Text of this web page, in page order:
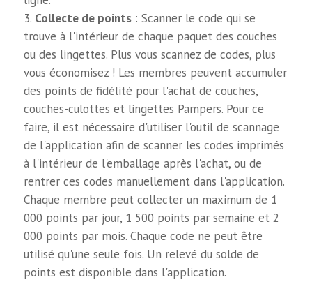
Collecte de points: Scanner le code qui se
trouve à l'intérieur de chaque paquet des couches
ou des lingettes. Plus vous scannez de codes, plus
vous économisez ! Les membres peuvent accumuler
des points de fidélité pour l'achat de couches,
couches-culottes et lingettes Pampers. Pour ce
faire, il est nécessaire d'utiliser l'outil de scannage
de l'application afin de scanner les codes imprimés
à l'intérieur de l'emballage après l'achat, ou de
rentrer ces codes manuellement dans l'application.
Chaque membre peut collecter un maximum de 1
000 points par jour, 1 500 points par semaine et 2
000 points par mois. Chaque code ne peut être
utilisé qu'une seule fois. Un relevé du solde de
points est disponible dans l'application.